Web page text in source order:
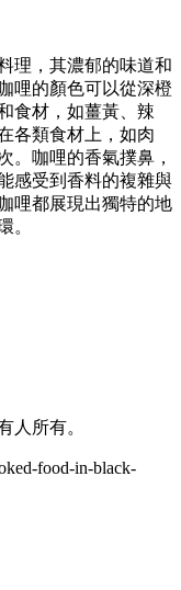
理，其濃郁的味道和
哩的顏色可以從深橙
食材，如薑黃、辣
各類食材上，如肉
。咖哩的香氣撲鼻，
感受到香料的複雜與
哩都展現出獨特的地
。
人所有。
food-in-black-